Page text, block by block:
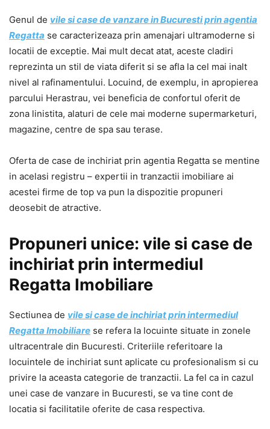
Genul de vile si case de vanzare in Bucuresti prin agentia
Regatta se caracterizeaza prin amenajari ultramoderne si
locatii de exceptie. Mai mult decat atat, aceste cladiri
reprezinta un stil de viata diferit si se afla la cel mai inalt
nivel al rafinamentului. Locuind, de exemplu, in apropierea
parcului Herastrau, vei beneficia de confortul oferit de
zona linistita, alaturi de cele mai moderne supermarketuri,
magazine, centre de spa sau terase.
Oferta de case de inchiriat prin agentia Regatta se mentine
in acelasi registru – expertii in tranzactii imobiliare ai
acestei firme de top va pun la dispozitie propuneri
deosebit de atractive.
Propuneri unice: vile si case de
inchiriat prin intermediul
Regatta Imobiliare
Sectiunea de vile si case de inchiriat prin intermediul
Regatta Imobiliare se refera la locuinte situate in zonele
ultracentrale din Bucuresti. Criteriile referitoare la
locuintele de inchiriat sunt aplicate cu profesionalism si cu
privire la aceasta categorie de tranzactii. La fel ca in cazul
unei case de vanzare in Bucuresti, se va tine cont de
locatia si facilitatile oferite de casa respectiva.